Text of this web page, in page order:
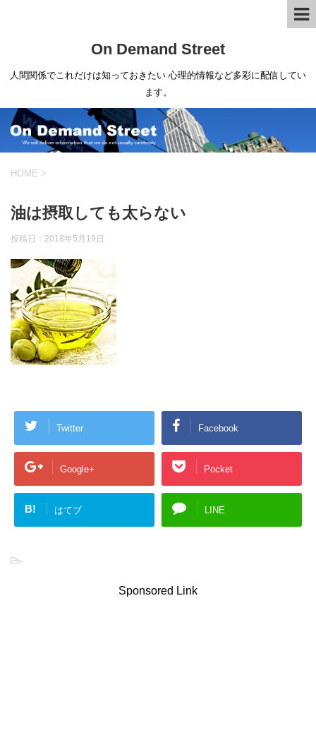
On Demand Street
人間関係でこれだけは知っておきたい 心理的情報など多彩に配信してい
ます。
HOME >
油は摂取しても太らない
投稿日： 2018年5月19日
Twitter Facebook
Google+ Pocket
B! はてブ LINE
-
Sponsored Link